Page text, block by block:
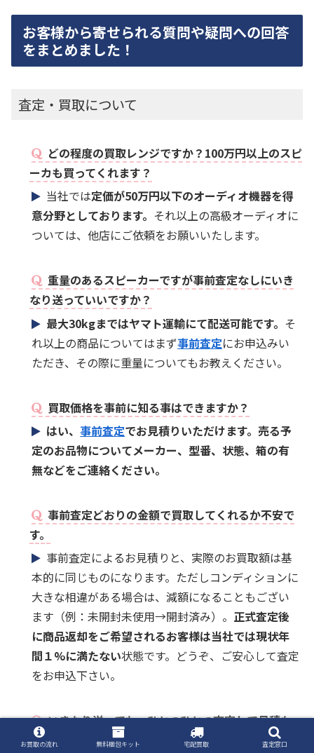
お客様から寄せられる質問や疑問への回答
をまとめました！
査定・買取について
どの程度の買取レンジですか？100万円以上のスピ
ーカも買ってくれます？
当社では定価が50万円以下のオーディオ機器を得
意分野としております。 それ以上の高級オーディオに
ついては、他店にご依頼をお願いいたします。
重量のあるスピーカーですが事前査定なしにいき
なり送っていいですか？
最大30kgまではヤマト運輸にて配送可能です。 そ
れ以上の商品についてはまず事前査定にお申込みい
ただき、その際に重量についてもお教えください。
買取価格を事前に知る事はできますか？
はい、事前査定でお見積りいただけます。売る予
定のお品物についてメーカー、型番、状態、箱の有
無などをご連絡ください。
事前査定どおりの金額で買取してくれるか不安で
す。
事前査定によるお見積りと、実際のお買取額は基
本的に同じものになります。ただしコンディションに
大きな相違がある場合は、減額になることもござい
ます（例：未開封未使用→開封済み）。 正式査定後
に商品返却をご希望されるお客様は当社では現状年
間１%に満たない状態です。どうぞ、ご安心して査定
をお申込下さい。
いきなり送っても、ひとつひとつ査定して見積も
りを出してくれますか？
お買取の流れ 無料梱包キット 宅配買取 査定窓口